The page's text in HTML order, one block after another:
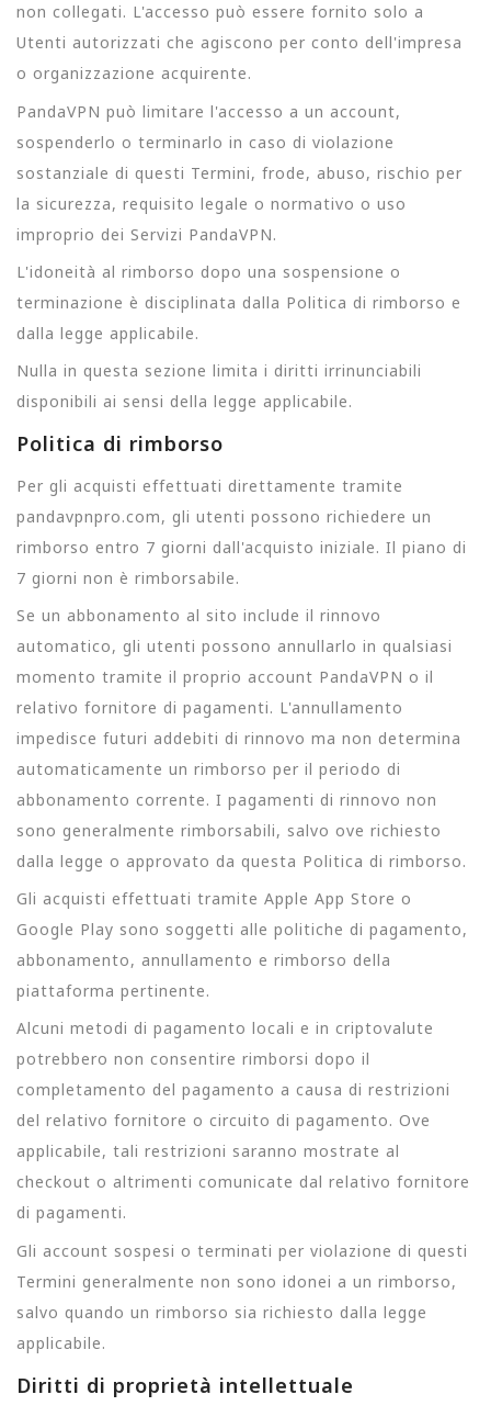
non collegati. L'accesso può essere fornito solo a
Utenti autorizzati che agiscono per conto dell'impresa
o organizzazione acquirente.
PandaVPN può limitare l'accesso a un account,
sospenderlo o terminarlo in caso di violazione
sostanziale di questi Termini, frode, abuso, rischio per
la sicurezza, requisito legale o normativo o uso
improprio dei Servizi PandaVPN.
L'idoneità al rimborso dopo una sospensione o
terminazione è disciplinata dalla Politica di rimborso e
dalla legge applicabile.
Nulla in questa sezione limita i diritti irrinunciabili
disponibili ai sensi della legge applicabile.
Politica di rimborso
Per gli acquisti effettuati direttamente tramite
pandavpnpro.com, gli utenti possono richiedere un
rimborso entro 7 giorni dall'acquisto iniziale. Il piano di
7 giorni non è rimborsabile.
Se un abbonamento al sito include il rinnovo
automatico, gli utenti possono annullarlo in qualsiasi
momento tramite il proprio account PandaVPN o il
relativo fornitore di pagamenti. L'annullamento
impedisce futuri addebiti di rinnovo ma non determina
automaticamente un rimborso per il periodo di
abbonamento corrente. I pagamenti di rinnovo non
sono generalmente rimborsabili, salvo ove richiesto
dalla legge o approvato da questa Politica di rimborso.
Gli acquisti effettuati tramite Apple App Store o
Google Play sono soggetti alle politiche di pagamento,
abbonamento, annullamento e rimborso della
piattaforma pertinente.
Alcuni metodi di pagamento locali e in criptovalute
potrebbero non consentire rimborsi dopo il
completamento del pagamento a causa di restrizioni
del relativo fornitore o circuito di pagamento. Ove
applicabile, tali restrizioni saranno mostrate al
checkout o altrimenti comunicate dal relativo fornitore
di pagamenti.
Gli account sospesi o terminati per violazione di questi
Termini generalmente non sono idonei a un rimborso,
salvo quando un rimborso sia richiesto dalla legge
applicabile.
Diritti di proprietà intellettuale